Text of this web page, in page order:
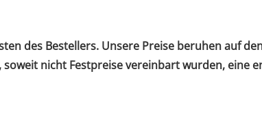
des Bestellers. Unsere Preise beruhen auf
nicht Festpreise vereinbart wurden, eine